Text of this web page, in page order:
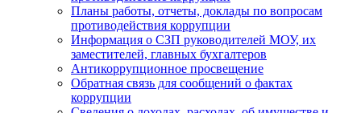
Планы работы, отчеты, доклады по вопросам
противодействия коррупции
Информация о СЗП руководителей МОУ, их
заместителей, главных бухгалтеров
Антикоррупционное просвещение
Обратная связь для сообщений о фактах
коррупции